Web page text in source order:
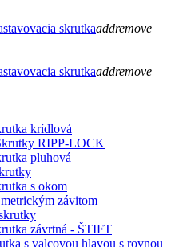
skrutkaaddremove
skrutkaaddremove
krídlová
RIPP-LOCK
pluhová
s okom
závitom
závrtná - ŠTIFT
s valcovou hlavou s rovnou